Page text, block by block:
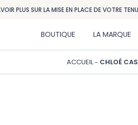
PLUS SUR LA MISE EN PLACE DE VOTRE
BOUTIQUE LA MARQUE
ACCUEIL CHLOÉ